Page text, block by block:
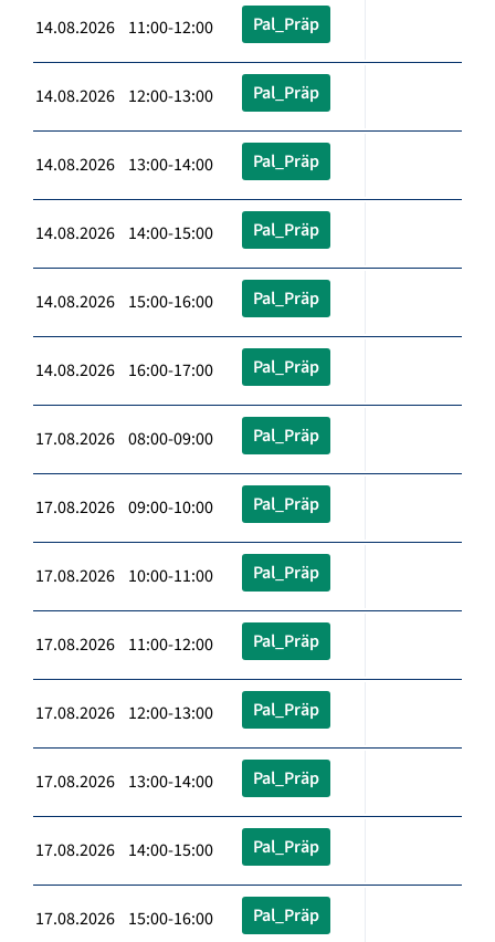
14.08.2026 11:00-12:00 Pal_Präp
14.08.2026 12:00-13:00 Pal_Präp
14.08.2026 13:00-14:00 Pal_Präp
14.08.2026 14:00-15:00 Pal_Präp
14.08.2026 15:00-16:00 Pal_Präp
14.08.2026 16:00-17:00 Pal_Präp
17.08.2026 08:00-09:00 Pal_Präp
17.08.2026 09:00-10:00 Pal_Präp
17.08.2026 10:00-11:00 Pal_Präp
17.08.2026 11:00-12:00 Pal_Präp
17.08.2026 12:00-13:00 Pal_Präp
17.08.2026 13:00-14:00 Pal_Präp
17.08.2026 14:00-15:00 Pal_Präp
17.08.2026 15:00-16:00 Pal_Präp